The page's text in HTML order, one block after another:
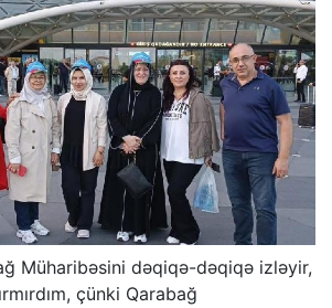
Müharibəsini dəqiqə-dəqiqə izləyir,
çünki Qarabağ